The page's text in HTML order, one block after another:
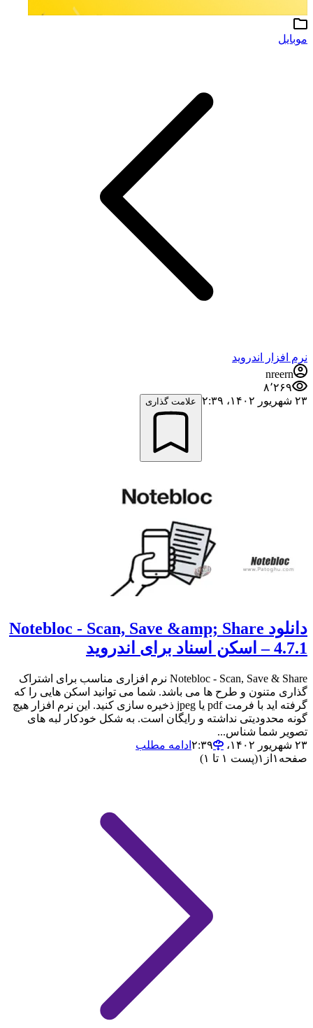
موبایل
نرم افزار اندروید
nreern
۸٬۲۶۹
۲۳ شهریور ۱۴۰۲،‏ ۲:۳۹
علامت گذاری
دانلود Notebloc - Scan, Save &amp; Share
4.7.1 – اسکن اسناد برای اندروید
Notebloc - Scan, Save & Share نرم افزاری مناسب برای اشتراک
گذاری متنون و طرح ها می باشد. شما می توانید اسکن هایی را که
گرفته اید با فرمت pdf یا jpeg ذخیره سازی کنید. این نرم افزار هیچ
گونه محدودیتی نداشته و رایگان است. به شکل خودکار لبه های
تصویر شما شناس...
۲۳ شهریور ۱۴۰۲،‏ ۲:۳۹
ادامه مطلب
صفحه ۱ از ۱(پست ۱ تا ۱)